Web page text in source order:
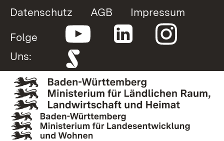
Datenschutz
AGB
Impressum
Folge
Uns: